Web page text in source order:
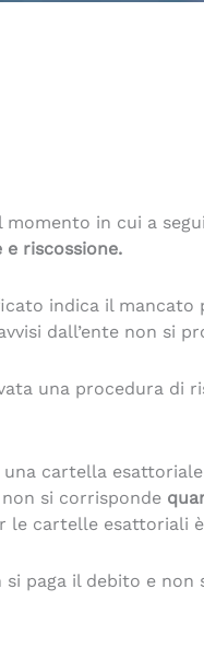
momento in cui a
e riscossione.
indica il mancato
dall’ente non si
una procedura di
una cartella esattoriale
si corrisponde
le cartelle esattoriali
paga il debito e